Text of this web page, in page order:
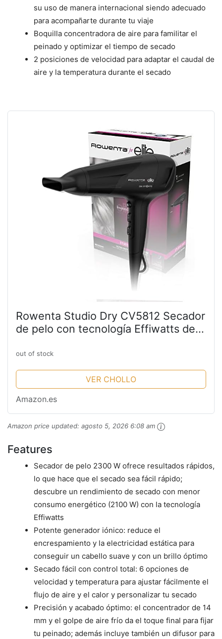
su uso de manera internacional siendo adecuado
para acompañarte durante tu viaje
Boquilla concentradora de aire para familitar el
peinado y optimizar el tiempo de secado
2 posiciones de velocidad para adaptar el caudal de
aire y la temperatura durante el secado
Rowenta Studio Dry CV5812 Secador
de pelo con tecnología Effiwatts de
velocidad/temperatura,
Termocontrol, boquilla...
out of stock
VER CHOLLO
Amazon.es
Amazon price updated: agosto 5, 2026 6:08 am
Features
Secador de pelo 2300 W ofrece resultados rápidos,
lo que hace que el secado sea fácil rápido;
descubre un rendimiento de secado con menor
consumo energético (2100 W) con la tecnología
Effiwatts
Potente generador iónico: reduce el
encrespamiento y la electricidad estática para
conseguir un cabello suave y con un brillo óptimo
Secado fácil con control total: 6 opciones de
velocidad y temperatura para ajustar fácilmente el
flujo de aire y el calor y personalizar tu secado
Precisión y acabado óptimo: el concentrador de 14
mm y el golpe de aire frío da el toque final para fijar
tu peinado; además incluye también un difusor para